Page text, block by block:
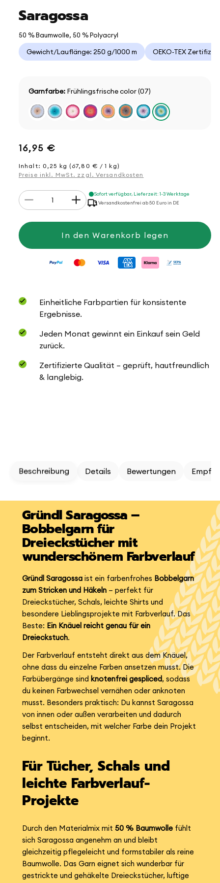
Saragossa
50 % Baumwolle, 50 % Polyacryl
Gewicht/Lauflänge: 250 g/1000 m OEKO-TEX
Garnfarbe: Frühlingsfrische color (07)
Normaler
Preis
16,95 €
Inhalt: 0,25 kg (67,80 € / 1 kg)
Preise inkl. MwSt. zzgl. Versandkosten
Anzahl
Verringere
die
für
Erhöhe
die
Saragossa
Sofort verfügbar, Lieferzeit: 1-3 Werktage
Versandkostenfrei ab 50 Euro in DE
In den Warenkorb legen
Einheitliche Farbpartien für konsistente
Ergebnisse.
Jeden Monat gewinnt ein Einkauf sein Geld
zurück.
Zertifizierte Qualität – geprüft, hautfreundlich
& langlebig.
Beschreibung Details Bewertungen
Gründl Saragossa –
Bobbelgarn für
Dreieckstücher mit
wunderschönem Farbverlauf
Gründl Saragossaist ein farbenfrohes Bobbelgarn
zum Stricken und Häkeln– perfekt für
Dreieckstücher, Schals, leichte Shirts und
besondere Lieblingsprojekte mit Farbverlauf. Das
Beste: Ein Knäuel reicht genau für ein
Dreieckstuch.
Der Farbverlauf entsteht direkt aus dem Knäuel,
ohne dass du einzelne Farben ansetzen musst. Die
Farbübergänge sind knotenfrei gespliced, sodass
du keinen Farbwechsel vernähen oder anknoten
musst. Besonders praktisch: Du kannst Saragossa
von innen oder außen verarbeiten und dadurch
selbst entscheiden, mit welcher Farbe dein Projekt
beginnt.
Für Tücher, Schals und
leichte Farbverlauf-
Projekte
Durch den Materialmix mit 50 % Baumwollefühlt
sich Saragossa angenehm an und bleibt
gleichzeitig pflegeleicht und formstabiler als reine
Baumwolle. Das Garn eignet sich wunderbar für
gestrickte und gehäkelte Dreieckstücher, luftige